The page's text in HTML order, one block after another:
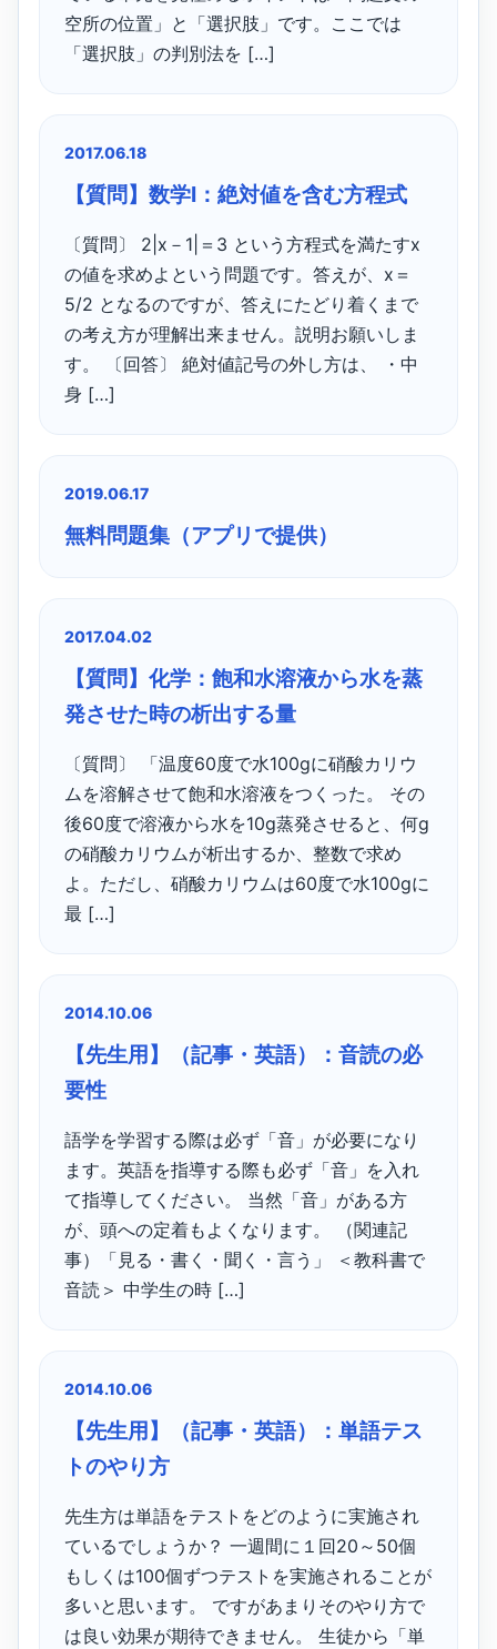
空所の位置」と「選択肢」です。ここでは
「選択肢」の判別法を […]
2017.06.18
【質問】数学Ⅰ：絶対値を含む方程式
〔質問〕 2|x－1|＝3 という方程式を満たすx
の値を求めよという問題です。答えが、x＝
5/2 となるのですが、答えにたどり着くまで
の考え方が理解出来ません。説明お願いしま
す。 〔回答〕 絶対値記号の外し方は、 ・中
身 […]
2019.06.17
無料問題集（アプリで提供）
2017.04.02
【質問】化学：飽和水溶液から水を蒸
発させた時の析出する量
〔質問〕 「温度60度で水100gに硝酸カリウ
ムを溶解させて飽和水溶液をつくった。 その
後60度で溶液から水を10g蒸発させると、何g
の硝酸カリウムが析出するか、整数で求め
よ。ただし、硝酸カリウムは60度で水100gに
最 […]
2014.10.06
【先生用】（記事・英語）：音読の必
要性
語学を学習する際は必ず「音」が必要になり
ます。英語を指導する際も必ず「音」を入れ
て指導してください。 当然「音」がある方
が、頭への定着もよくなります。 （関連記
事）「見る・書く・聞く・言う」 ＜教科書で
音読＞ 中学生の時 […]
2014.10.06
【先生用】（記事・英語）：単語テス
トのやり方
先生方は単語をテストをどのように実施され
ているでしょうか？ 一週間に１回20～50個
もしくは100個ずつテストを実施されることが
多いと思います。 ですがあまりそのやり方で
は良い効果が期待できません。 生徒から「単